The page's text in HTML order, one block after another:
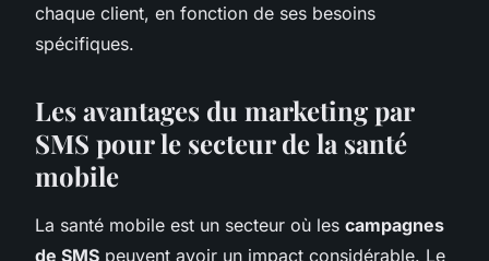
chaque client, en fonction de ses besoins
spécifiques.
Les avantages du marketing par
SMS pour le secteur de la santé
mobile
La santé mobile est un secteur où les campagnes
de SMS peuvent avoir un impact considérable. Le